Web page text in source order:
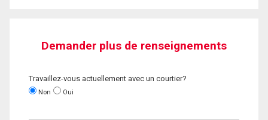
Demander plus de renseignements
Travaillez-vous actuellement avec un courtier?
Non Oui